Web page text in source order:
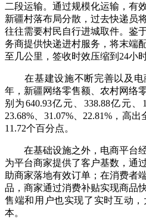
二段运输。通过规模化运输，有
新疆村落布局分散，过去快递员
往往需要村民自行进城取件。鉴
务商提供快递进村服务，将末端
至几公里，签收时效压缩到24小时
在基建设施不断完善以及电
年，新疆网络零售额、农村网络
别为640.93亿元、338.88亿元
23.68%、31.07%、22.81%，高出
11.72个百分点。
在基础设施之外，电商平台经
为平台商家提供了客户基数，通
助商家落地有效订单；在消费者
品，商家通过消费补贴实现商品
售端和用户也实现了实时互动
本。